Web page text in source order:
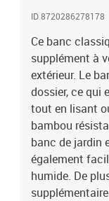
ID 8720286278178
Ce banc
supplément à
extérieur. Le
dossier, ce qui
tout en lisant
bambou
banc de jardin
également
humide. De